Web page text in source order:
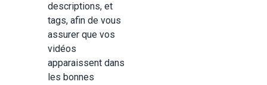
descriptions, et
tags, afin de vous
assurer que vos
vidéos
apparaissent dans
les bonnes